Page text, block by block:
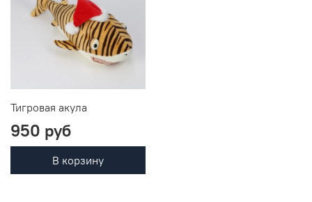
Тигровая акула
950 руб
В корзину